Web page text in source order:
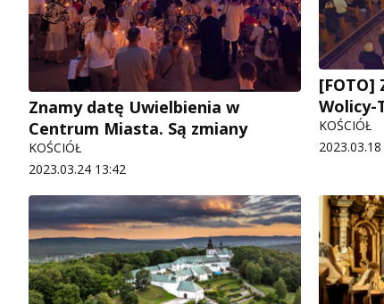
Znamy datę Uwielbienia w
Centrum Miasta. Są zmiany
KOŚCIÓŁ
2023.03.24 13:42
[FOTO]
Wolicy-
KOŚCIÓŁ